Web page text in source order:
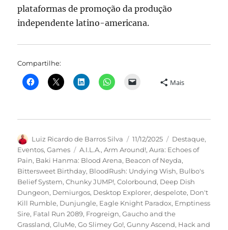
plataformas de promoção da produção
independente latino-americana.
Compartilhe:
Mais
Autor
Luiz Ricardo de Barros Silva
Publicado
em
11/12/2025 Categorias
Destaque,
Eventos,Games Tags
A.I.L.A.,Arm Around!,Aura: Echoes of
Pain, Baki Hanma: Blood Arena, Beacon of Neyda,
Bittersweet Birthday, BloodRush: Undying Wish, Bulbo's
Belief System,Chunky JUMP!,Colorbound, Deep Dish
Dungeon, Demiurgos, Desktop Explorer,despelote, Don't
Kill Rumble, Dunjungle, Eagle Knight Paradox, Emptiness
Sire, Fatal Run 2089, Frogreign,Gaucho and the
Grassland,GluMe,Go Slimey Go!,Gunny Ascend, Hack and